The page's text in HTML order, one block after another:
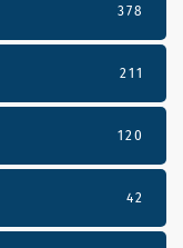
378
211
120
42